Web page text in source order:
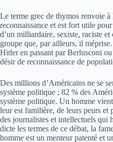
Le terme grec de thymos renvoie
reconnaissance et est fort utile
d’un milliardaire, sexiste, raciste
groupe que, par ailleurs, il
Hitler en passant par Berlusconi
désir de reconnaissance de
Des millions d’Américains ne se
système politique ; 82 % des
système politique. Un homme
leur est familière, de leurs peurs et
des journalistes et intellectuels qui
dicte les termes de ce débat, la
homme est un menteur patenté et